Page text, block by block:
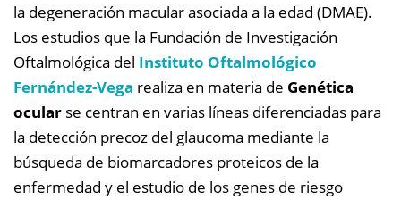
la degeneración macular asociada a la edad (DMAE).
Los estudios que la Fundación de Investigación
Oftalmológica del Instituto Oftalmológico
Fernández-Vega realiza en materia de Genética
ocular se centran en varias líneas diferenciadas para
la detección precoz del glaucoma mediante la
búsqueda de biomarcadores proteicos de la
enfermedad y el estudio de los genes de riesgo